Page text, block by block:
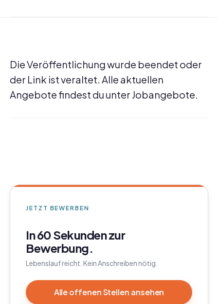
Die Veröffentlichung wurde beendet oder
der Link ist veraltet. Alle aktuellen
Angebote findest du unter Jobangebote.
JETZT BEWERBEN
In 60 Sekunden zur
Bewerbung.
Lebenslauf reicht. Kein Anschreiben nötig.
Alle offenen Stellen ansehen